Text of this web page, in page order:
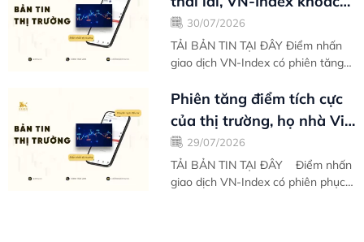
lên mình màu áo mới -
Bản tin...
30/07/2026
TẢI BẢN TIN TẠI ĐÂY Điểm nhấn
giao dịch VN-Index có phiên tăng
hôm 08/04 với sắc xanh trải dài
trên...
Phiên tăng điểm tích cực
của thị trường, họ nhà Vin
gồng gánh biên độ phục
hồi -...
29/07/2026
TẢI BẢN TIN TẠI ĐÂY Điểm nhấn
giao dịch VN-Index có phiên phục